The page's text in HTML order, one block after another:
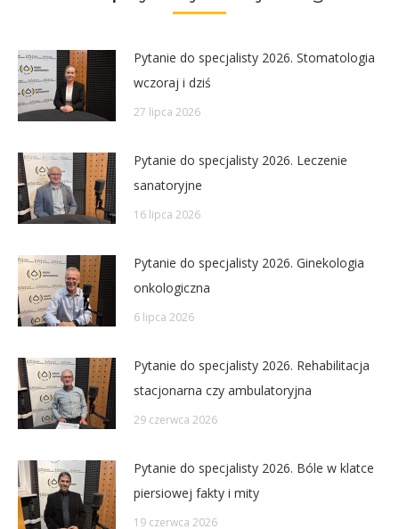
Pytanie do specjalisty 2026. Stomatologia
wczoraj i dziś
27 lipca 2026
Pytanie do specjalisty 2026. Leczenie
sanatoryjne
16 lipca 2026
Pytanie do specjalisty 2026. Ginekologia
onkologiczna
6 lipca 2026
Pytanie do specjalisty 2026. Rehabilitacja
stacjonarna czy ambulatoryjna
29 czerwca 2026
Pytanie do specjalisty 2026. Bóle w klatce
piersiowej fakty i mity
19 czerwca 2026